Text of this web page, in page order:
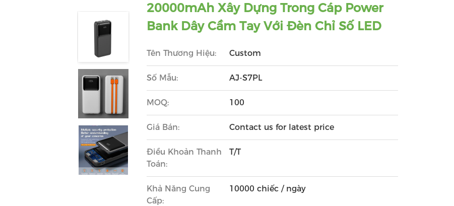
20000mAh Xây Dựng Trong Cáp Power
Bank Dây Cầm Tay Với Đèn Chỉ Số LED
Tên Thương Hiệu: Custom
Số Mẫu: AJ-S7PL
MOQ: 100
Giá Bán: Contact us for latest price
Điều Khoản Thanh
Toán:
T/T
Khả Năng Cung
Cấp:
10000 chiếc / ngày